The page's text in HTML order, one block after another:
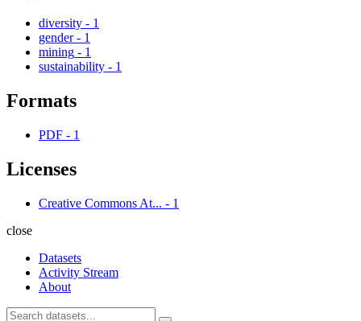
diversity - 1
gender - 1
mining - 1
sustainability - 1
Formats
PDF - 1
Licenses
Creative Commons At... - 1
close
Datasets
Activity Stream
About